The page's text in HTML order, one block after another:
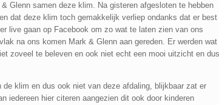
Glenn samen deze klim. Na gisteren afgesloten te hebben
dat deze klim toch gemakkelijk verliep ondanks dat er best
live gaan op Facebook om zo wat te laten zien van ons
na ons komen Mark & Glenn aan gereden. Er werden wat
zoveel te beleven en ook niet echt een mooi uitzicht en dus
klim en dus ook niet van deze afdaling, blijkbaar zat er
iedereen hier citeren aangezien dit ook door kinderen